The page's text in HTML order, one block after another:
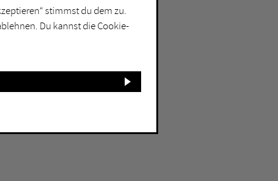
stimmst du dem zu.
Du kannst die Cookie-